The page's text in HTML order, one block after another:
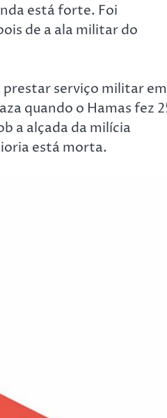
está forte. Foi
de a ala militar do
prestar serviço militar em
quando o Hamas fez
a alçada da milícia
está morta.